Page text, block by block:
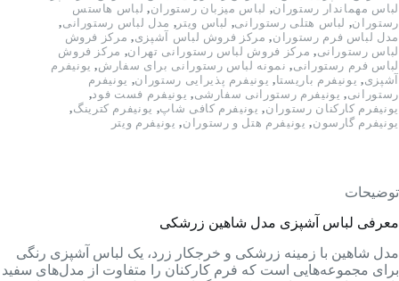
لباس مهماندار رستوران, لباس میزبان رستوران, لباس هاستس
رستوران, لباس هتلی رستورانی, لباس ویتر , مدل لباس رستورانی,
مدل لباس فرم رستوران, مرکز فروش لباس آشپزی, مرکز فروش
لباس رستورانی, مرکز فروش لباس رستورانی تهران, مرکز فروش
لباس فرم رستورانی, نمونه لباس رستورانی برای سفارش, یونیفرم
آشپزی, یونیفرم باریستا, یونیفرم پذیرایی رستوران, یونیفرم
رستورانی, یونیفرم رستورانی سفارشی, یونیفرم فست فود,
یونیفرم کارکنان رستوران, یونیفرم کافی شاپ, یونیفرم کترینگ,
یونیفرم گارسون, یونیفرم هتل و رستوران, یونیفرم ویتر
توضیحات
معرفی لباس آشپزی مدل شاهین زرشکی
مدل شاهین با زمینه زرشکی و خرجکار زرد، یک لباس آشپزی رنگی
برای مجموعه‌هایی است که فرم کارکنان را متفاوت از مدل‌های سفید